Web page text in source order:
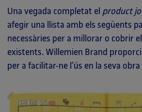
Una vegada completat el product
afegir una llista amb els següents
necessàries per a millorar o cobrir
existents. Willemien Brand
per a facilitar-ne l’ús en la seva obra